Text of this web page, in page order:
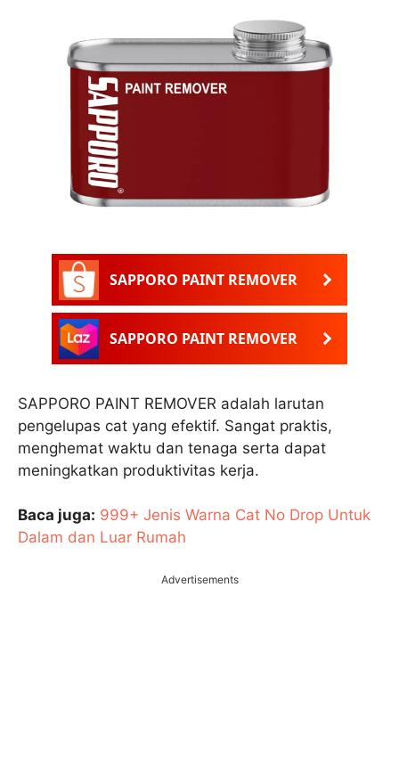
SAPPORO PAINT REMOVER
SAPPORO PAINT REMOVER
SAPPORO PAINT REMOVER adalah larutan
pengelupas cat yang efektif. Sangat praktis,
menghemat waktu dan tenaga serta dapat
meningkatkan produktivitas kerja.
Baca juga: 999+ Jenis Warna Cat No Drop Untuk
Dalam dan Luar Rumah
Advertisements